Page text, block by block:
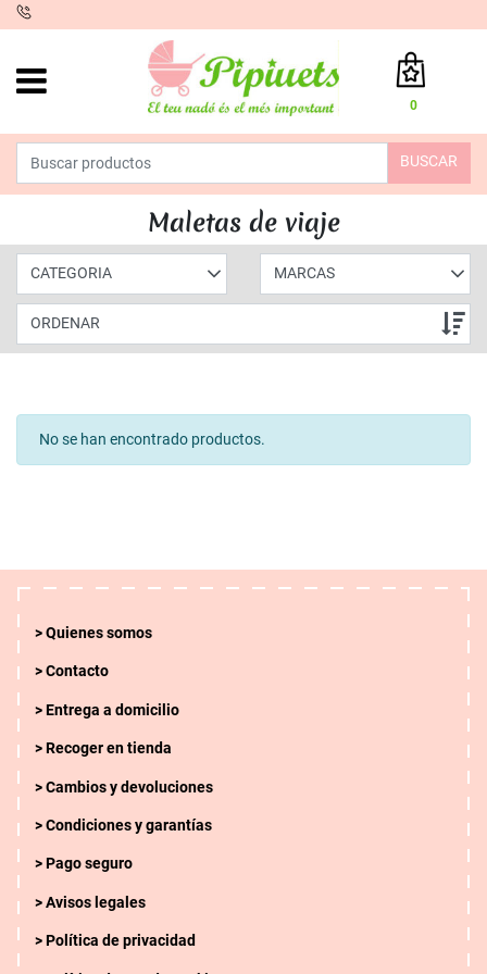
0
Total:
0,00 €
VER CESTA
BUSCAR
Maletas de viaje
CATEGORIA
Borrar
APLICAR
MARCAS
ORDENAR
No se han encontrado productos.
Quienes somos
Contacto
Entrega a domicilio
Recoger en tienda
Cambios y devoluciones
Condiciones y garantías
Pago seguro
Avisos legales
Política de privacidad